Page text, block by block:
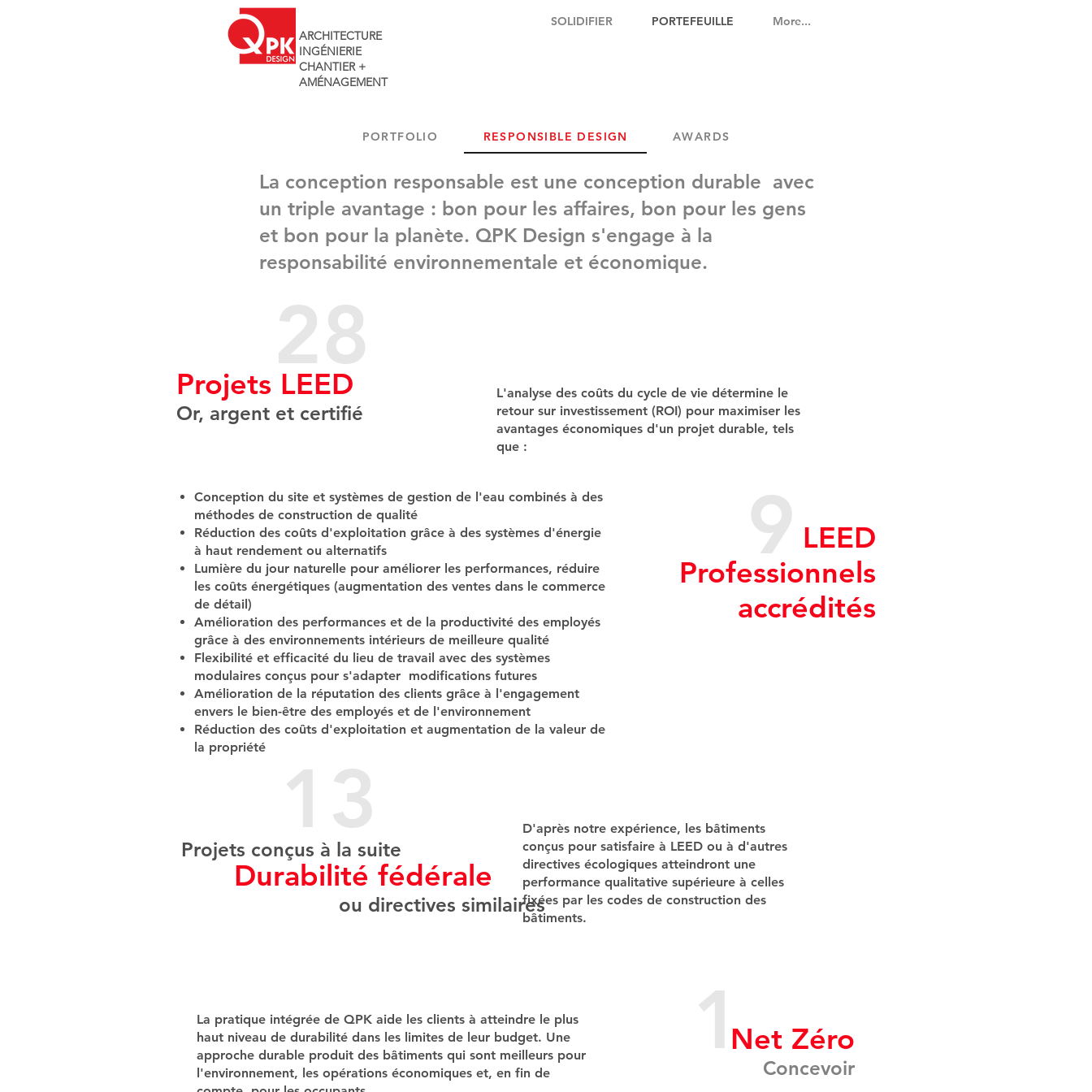
ARCHITECTURE
INGÉNIERIE
CHANTIER +
AMÉNAGEMENT
SOLIDIFIER PORTEFEUILLE More...
La conception responsable est une conception durable avec
un triple avantage : bon pour les affaires, bon pour les gens
et bon pour la planète. QPK Design s'engage à la
responsabilité environnementale et économique.
28​
Projets LEED
Or, argent et certifié
L'analyse des coûts du cycle de vie détermine le
retour sur investissement (ROI) pour maximiser les
avantages économiques d'un projet durable, tels
que :
Conception du site et systèmes de gestion de l'eau combinés à des
méthodes de construction de qualité
Réduction des coûts d'exploitation grâce à des systèmes d'énergie
à haut rendement ou alternatifs
Lumière du jour naturelle pour améliorer les performances, réduire
les coûts énergétiques (augmentation des ventes dans le commerce
de détail)
Amélioration des performances et de la productivité des employés
grâce à des environnements intérieurs de meilleure qualité
Flexibilité et efficacité du lieu de travail avec des systèmes
modulaires conçus pour s'adapter modifications futures
Amélioration de la réputation des clients grâce à l'engagement
envers le bien-être des employés et de l'environnement
Réduction des coûts d'exploitation et augmentation de la valeur de
la propriété
9 LEED
Professionnels
accrédités
13​
Projets conçus à la suite
Durabilité fédérale
ou directives similaires
D'après notre expérience, les bâtiments
conçus pour satisfaire à LEED ou à d'autres
directives écologiques atteindront une
performance qualitative supérieure à celles
fixées par les codes de construction des
bâtiments.​
La pratique intégrée de QPK aide les clients à atteindre le plus
haut niveau de durabilité dans les limites de leur budget. Une
approche durable produit des bâtiments qui sont meilleurs pour
l'environnement, les opérations économiques et, en fin de
1Net Zéro
Concevoir
PORTFOLIO RESPONSIBLE DESIGN AWARDS